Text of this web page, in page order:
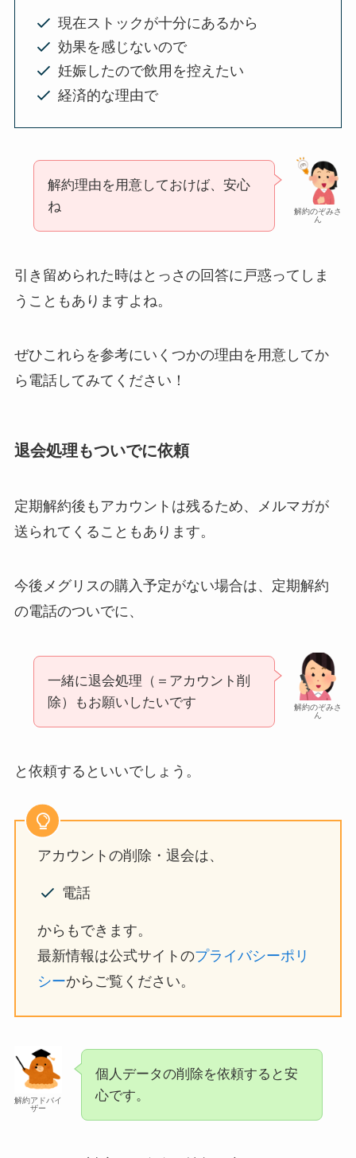
現在ストックが十分にあるから
効果を感じないので
妊娠したので飲用を控えたい
経済的な理由で
解約のぞみさ
ん
解約理由を用意しておけば、安心
ね
引き留められた時はとっさの回答に戸惑ってしま
うこともありますよね。
ぜひこれらを参考にいくつかの理由を用意してか
ら電話してみてください！
退会処理もついでに依頼
定期解約後もアカウントは残るため、メルマガが
送られてくることもあります。
今後メグリスの購入予定がない場合は、定期解約
の電話のついでに、
解約のぞみさ
ん
一緒に退会処理（＝アカウント削
除）もお願いしたいです
と依頼するといいでしょう。
アカウントの削除・退会は、
電話
からもできます。
最新情報は公式サイトのプライバシーポリ
シーからご覧ください。
解約アドバイ
ザー
個人データの削除を依頼すると安
心です。